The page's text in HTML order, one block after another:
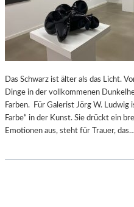
Das Schwarz ist älter als das Licht.
Dinge in der vollkommenen
Farben. Für Galerist Jörg W. Ludwig
Farbe“ in der Kunst. Sie drückt ein
Emotionen aus, steht für Trauer, das…